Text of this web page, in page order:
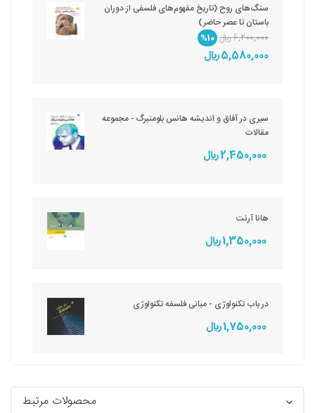
سنگ‌های روح (تاریخ مفهوم‌های فلسفی از دوران
باستان تا عصر حاضر)
6,200,000 ريال
%10
5,580,000 ريال
سیری در آفاق و اندیشه هانس بلومنبرگ - مجموعه
مقالات
2,450,000 ريال
هانا آرنت
1,350,000 ريال
در باب تکنولوژی - مبانی فلسفه تکنولوژی
1,750,000 ريال
محصولات مرتبط